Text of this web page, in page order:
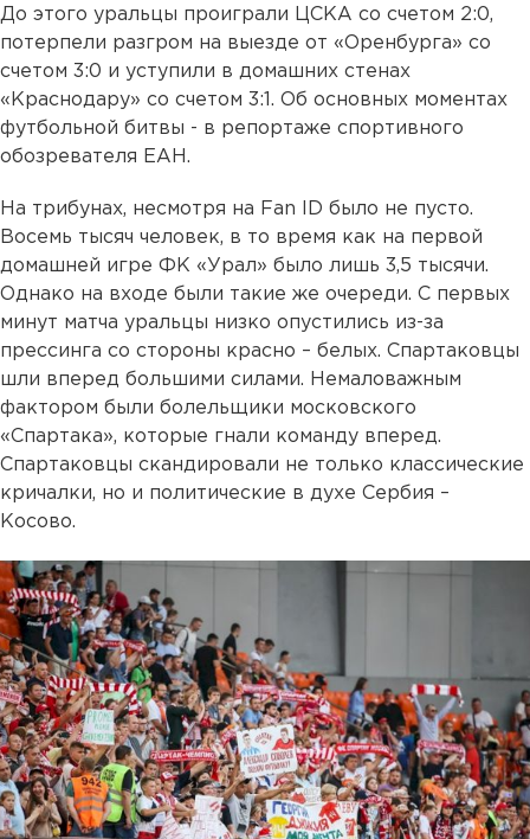
До этого уральцы проиграли ЦСКА со счетом 2:0,
потерпели разгром на выезде от «Оренбурга» со
счетом 3:0 и уступили в домашних стенах
«Краснодару» со счетом 3:1. Об основных моментах
футбольной битвы - в репортаже спортивного
обозревателя ЕАН.
На трибунах, несмотря на Fan ID было не пусто.
Восемь тысяч человек, в то время как на первой
домашней игре ФК «Урал» было лишь 3,5 тысячи.
Однако на входе были такие же очереди. С первых
минут матча уральцы низко опустились из-за
прессинга со стороны красно – белых. Спартаковцы
шли вперед большими силами. Немаловажным
фактором были болельщики московского
«Спартака», которые гнали команду вперед.
Спартаковцы скандировали не только классические
кричалки, но и политические в духе Сербия –
Косово.